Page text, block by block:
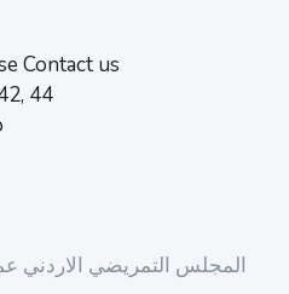
Contact us
44
المجلس التمريضي الاردني